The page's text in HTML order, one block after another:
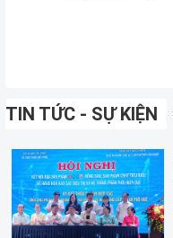
TIN TỨC - SỰ KIỆN